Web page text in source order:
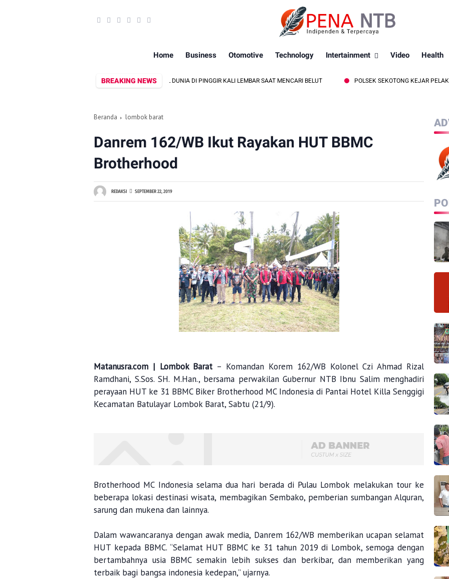
Home Business Otomotive Technology Intertainment Video Health
BREAKING NEWS
PRIA ASAL LINGSAR DITEMUKAN MENINGGAL DUNIA DI PINGGIR KALI LEMBAR SAAT MENCARI BELUT POLSEK SEKOTONG KEJAR PELAKU CURAS
Beranda lombok barat
Danrem 162/WB Ikut Rayakan HUT BBMC
Brotherhood
REDAKSI SEPTEMBER 22, 2019
Matanusra.com | Lombok Barat – Komandan Korem 162/WB Kolonel Czi Ahmad Rizal
Ramdhani, S.Sos. SH. M.Han., bersama perwakilan Gubernur NTB Ibnu Salim menghadiri
perayaan HUT ke 31 BBMC Biker Brotherhood MC Indonesia di Pantai Hotel Killa Senggigi
Kecamatan Batulayar Lombok Barat, Sabtu (21/9).
Brotherhood MC Indonesia selama dua hari berada di Pulau Lombok melakukan tour ke
beberapa lokasi destinasi wisata, membagikan Sembako, pemberian sumbangan Alquran,
sarung dan mukena dan lainnya.
Dalam wawancaranya dengan awak media, Danrem 162/WB memberikan ucapan selamat
HUT kepada BBMC. “Selamat HUT BBMC ke 31 tahun 2019 di Lombok, semoga dengan
bertambahnya usia BBMC semakin lebih sukses dan berkibar, dan memberikan yang
terbaik bagi bangsa indonesia kedepan,” ujarnya.